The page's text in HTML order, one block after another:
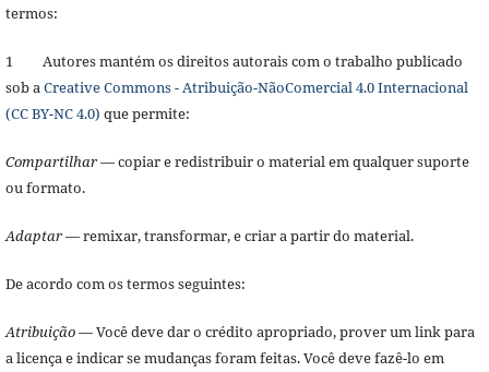
termos:
1 Autores mantém os direitos autorais com o trabalho publicado
sob aCreative Commons - Atribuição-NãoComercial 4.0 Internacional
(CC BY-NC 4.0) que permite:
Compartilhar— copiar e redistribuir o material em qualquer suporte
ou formato.
Adaptar— remixar, transformar, e criar a partir do material.
De acordo com os termos seguintes:
Atribuição— Você deve dar o crédito apropriado, prover um link para
a licença e indicar se mudanças foram feitas. Você deve fazê-lo em